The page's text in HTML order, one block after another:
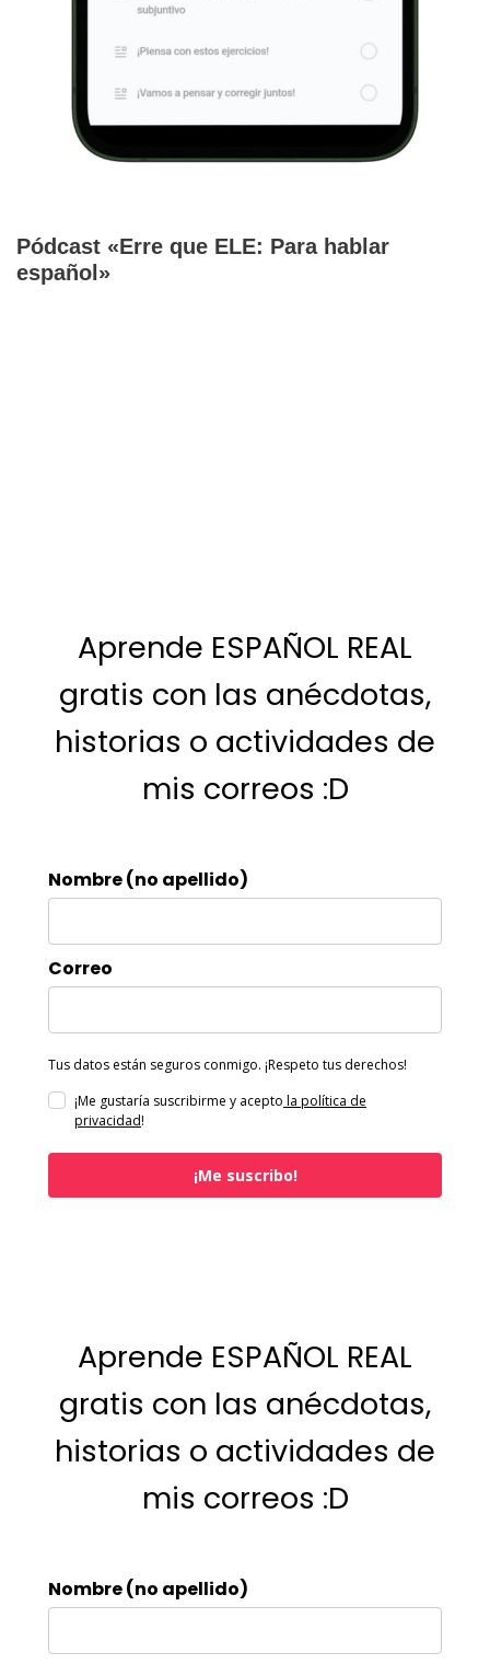
Pódcast «Erre que ELE: Para hablar
español»
Aprende ESPAÑOL REAL
gratis con las anécdotas,
historias o actividades de
mis correos :D
Nombre (no apellido)
Correo
Tus datos están seguros conmigo. ¡Respeto tus derechos!
¡Me gustaría suscribirme y acepto la política de
privacidad!
¡Me suscribo!
Aprende ESPAÑOL REAL
gratis con las anécdotas,
historias o actividades de
mis correos :D
Nombre (no apellido)